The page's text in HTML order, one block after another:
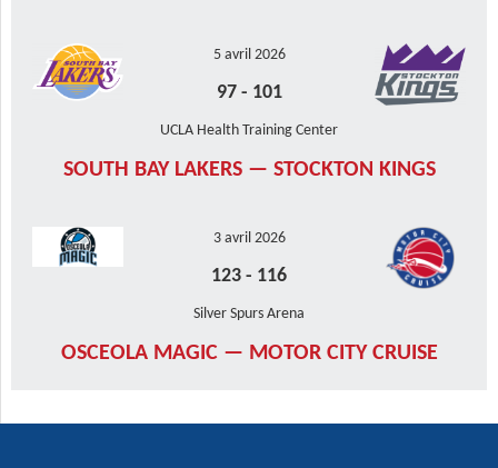
5 avril 2026
97- 101
UCLA Health Training Center
SOUTH BAY LAKERS — STOCKTON KINGS
3 avril 2026
123 - 116
Silver Spurs Arena
OSCEOLA MAGIC — MOTOR CITY CRUISE